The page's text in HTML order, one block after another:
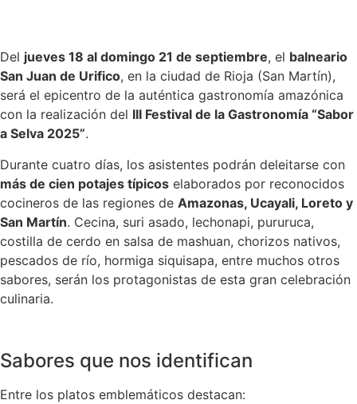
Del jueves 18 al domingo 21 de septiembre, el balneario
San Juan de Urifico, en la ciudad de Rioja (San Martín),
será el epicentro de la auténtica gastronomía amazónica
con la realización del III Festival de la Gastronomía “Sabor
a Selva 2025”.
Durante cuatro días, los asistentes podrán deleitarse con
más de cien potajes típicos elaborados por reconocidos
cocineros de las regiones de Amazonas, Ucayali, Loreto y
San Martín. Cecina, suri asado, lechonapi, pururuca,
costilla de cerdo en salsa de mashuan, chorizos nativos,
pescados de río, hormiga siquisapa, entre muchos otros
sabores, serán los protagonistas de esta gran celebración
culinaria.
Sabores que nos identifican
Entre los platos emblemáticos destacan: